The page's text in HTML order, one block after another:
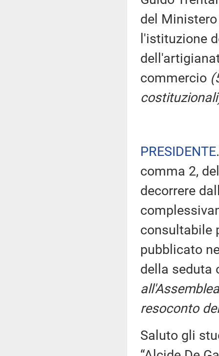
del
l'istituzione
commercio
PRESIDENTE
comma 2,
decorrere
consultabile
pubblicato
della seduta
resoconto
Saluto gli